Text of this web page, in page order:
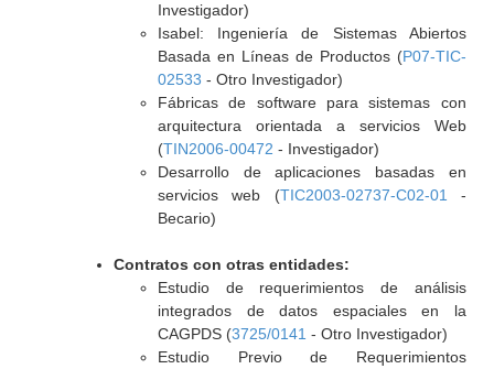
Investigador)
Isabel: Ingeniería de Sistemas Abiertos
Basada en Líneas de Productos (P07-TIC-
02533 - Otro Investigador)
Fábricas de software para sistemas con
arquitectura orientada a servicios Web
(TIN2006-00472 - Investigador)
Desarrollo de aplicaciones basadas en
servicios web (TIC2003-02737-C02-01
-
Becario)
Contratos con otras entidades:
Estudio de requerimientos de análisis
integrados de datos espaciales en la
CAGPDS (3725/0141 - Otro Investigador)
Estudio Previo de Requerimientos